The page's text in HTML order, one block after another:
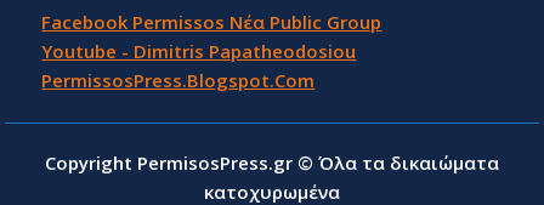
Facebook Permissos Νέα Public Group
Youtube - Dimitris Papatheodosiou
PermissosPress.Blogspot.Com
Copyright PermisosPress.gr © Όλα τα δικαιώματα
κατοχυρωμένα